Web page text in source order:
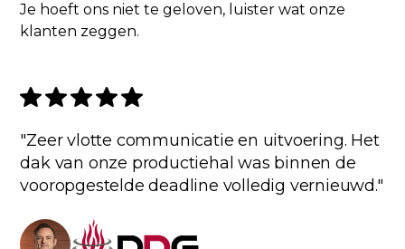
Je hoeft ons niet te geloven, luister wat onze
klanten zeggen.
"Zeer vlotte communicatie en uitvoering. Het
dak van onze productiehal was binnen de
vooropgestelde deadline volledig vernieuwd."